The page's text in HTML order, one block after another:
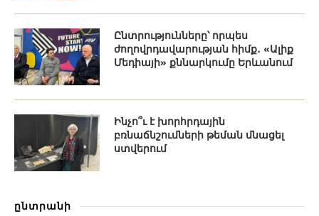
Ընտրությունները՝ որպես
ժողովրդավարության հիմք․ «Ալիք
Մեդիայի» քննարկումը Երևանում
Ինչո՞ւ է խորհրդային
բռնաճնշումների թեման մնացել
ստվերում
ընտրանի